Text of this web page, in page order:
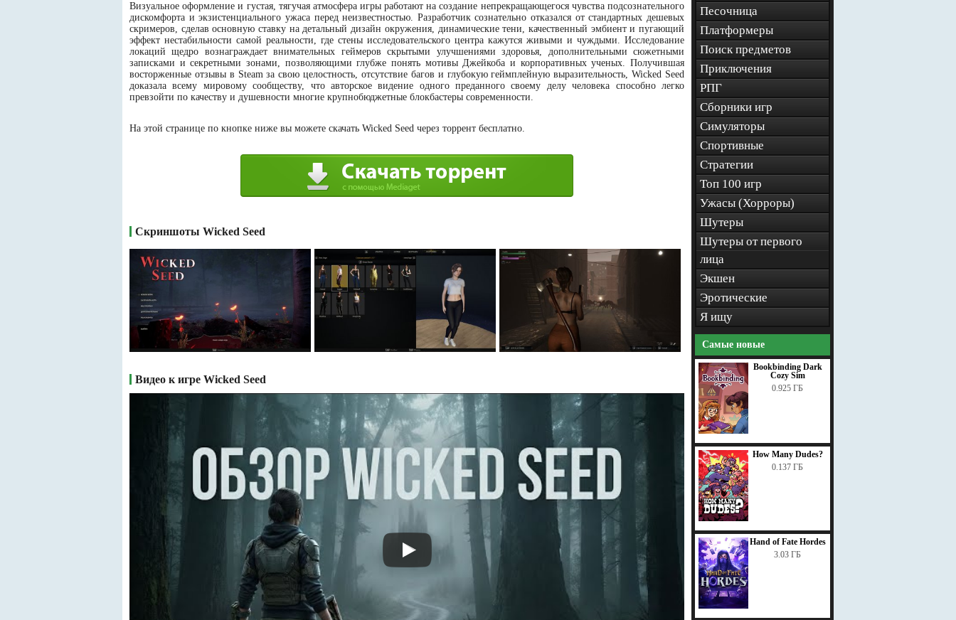
Визуальное оформление и густая, тягучая атмосфера игры работают на создание непрекращающегося чувства подсознательного
дискомфорта и экзистенциального ужаса перед неизвестностью. Разработчик сознательно отказался от стандартных дешевых
скримеров, сделав основную ставку на детальный дизайн окружения, динамические тени, качественный эмбиент и пугающий
эффект нестабильности самой реальности, где стены исследовательского центра кажутся живыми и чуждыми. Исследование
локаций щедро вознаграждает внимательных геймеров скрытыми улучшениями здоровья, дополнительными сюжетными
записками и секретными зонами, позволяющими глубже понять мотивы Джейкоба и корпоративных ученых. Получившая
восторженные отзывы в Steam за свою целостность, отсутствие багов и глубокую геймплейную выразительность, Wicked Seed
доказала всему мировому сообществу, что авторское видение одного преданного своему делу человека способно легко
превзойти по качеству и душевности многие крупнобюджетные блокбастеры современности.
На этой странице по кнопке ниже вы можете скачать Wicked Seed через торрент бесплатно.
Скриншоты Wicked Seed
Видео к игре Wicked Seed
Песочница
Платформеры
Поиск предметов
Приключения
РПГ
Сборники игр
Симуляторы
Спортивные
Стратегии
Топ 100 игр
Ужасы (Хорроры)
Шутеры
Шутеры от первого
лица
Экшен
Эротические
Я ищу
Самые новые
Bookbinding Dark
Cozy Sim
0.925 ГБ
How Many Dudes?
0.137 ГБ
Hand of Fate Hordes
3.03 ГБ